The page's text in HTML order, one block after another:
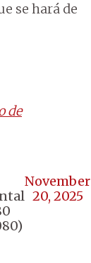
se hará de
de
November
20, 2025